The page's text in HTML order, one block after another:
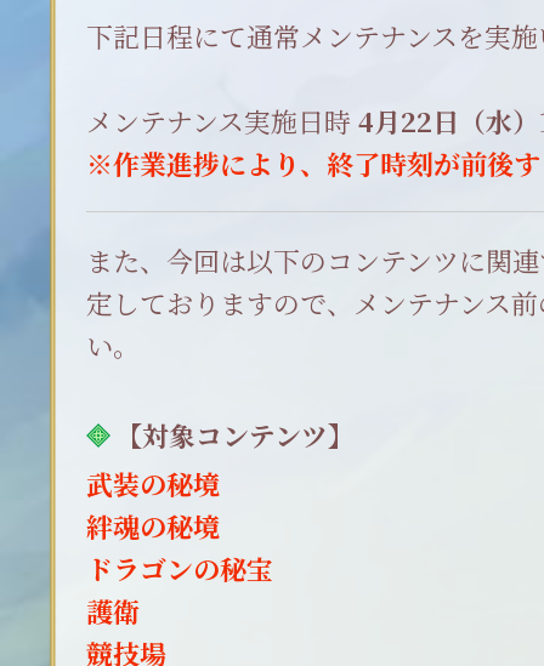
下記日程にて通常メンテナンスを実
メンテナンス実施日時4月22日（水
※作業進捗により、終了時刻が前後
また、今回は以下のコンテンツに関
定しておりますので、メンテナンス
い。
【対象コンテンツ】
武装の秘境
絆魂の秘境
ドラゴンの秘宝
護衛
競技場